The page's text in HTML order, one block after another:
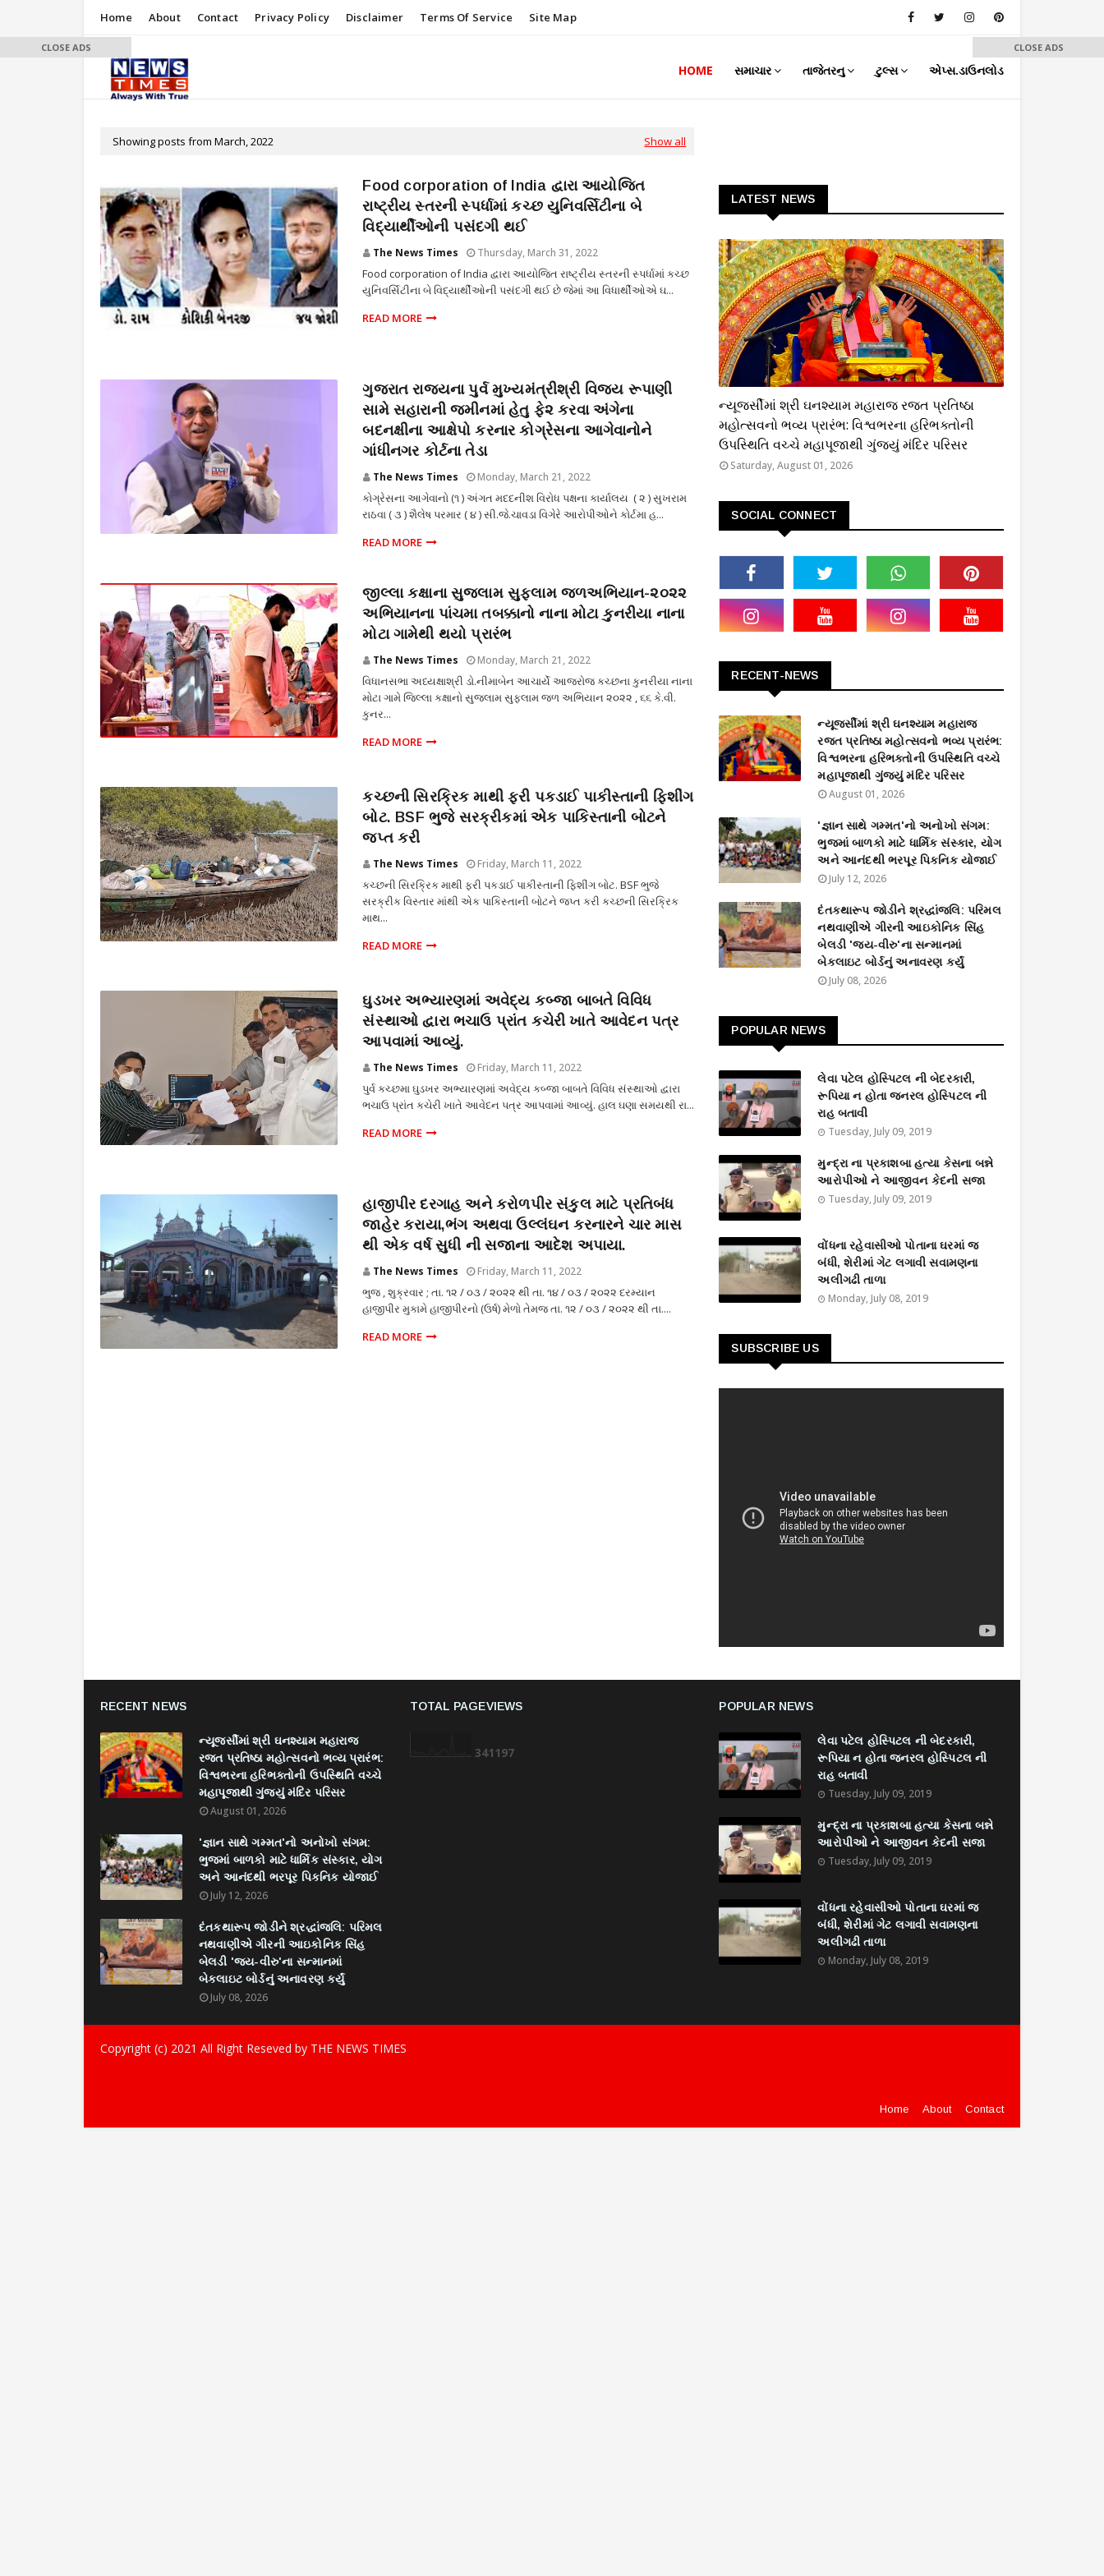
Home About Contact Privacy Policy Disclaimer Terms Of Service Site Map
HOME સમાચાર તાજેતરનુ ટુલ્સ એપ્સ.ડાઉનલોડ
Showing posts from March, 2022 Show all
Food corporation of India દ્વારા આયોજિત
રાષ્ટ્રીય સ્તરની સ્પર્ધામાં કચ્છ યુનિવર્સિટીના બે
વિદ્યાર્થીઓની પસંદગી થઈ
The News Times Thursday, March 31, 2022
Food corporation of India દ્વારા આયોજિત રાષ્ટ્રીય સ્તરની સ્પર્ધામાં કચ્છ
યુનિવર્સિટીના બે વિદ્યાર્થીઓની પસંદગી થઈ છે જેમાં આ વિધાર્થીઓએ ઘ...
READ MORE
ગુજરાત રાજયના પુર્વ મુખ્યમંત્રીશ્રી વિજય રૂપાણી
સામે સહારાની જમીનમાં હેતુ ફે૨ કરવા અંગેના
બદનક્ષીના આક્ષેપો કરનાર કોગ્રેસના આગેવાનોને
ગાંધીનગર કોર્ટના તેડા
The News Times Monday, March 21, 2022
કોગ્રેસના આગેવાનો (૧ ) અંગત મદદનીશ વિરોધ પક્ષના કાર્યાલય ( ૨ ) સુખરામ
રાઠવા ( ૩ ) શૈલેષ પરમાર ( ૪ ) સી.જે.ચાવડા વિગેરે આરોપીઓને કોર્ટમા હ...
READ MORE
જીલ્લા કક્ષાના સુજલામ સુફલામ જળઅભિયાન-૨૦૨૨
અભિયાનના પાંચમા તબક્કાનો નાના મોટા કુનરીયા નાના
મોટા ગામેથી થયો પ્રારંભ
The News Times Monday, March 21, 2022
વિધાનસભા અધ્યક્ષાશ્રી ડો.નીમાબેન આચાર્યે આજરોજ કચ્છના કુનરીયા નાના
મોટા ગામે જિલ્લા કક્ષાનો સુજલામ સુફલામ જળ અભિયાન ૨૦૨૨ , ૬૬ કે.વી.
કુનર...
READ MORE
કચ્છની સિરક્રિક માથી ફરી પકડાઈ પાકીસ્તાની ફિશીંગ
બોટ. BSF ભુજે સરક્રીકમાં એક પાકિસ્તાની બોટને
જપ્ત કરી
The News Times Friday, March 11, 2022
કચ્છની સિરક્રિક માથી ફરી પકડાઈ પાકીસ્તાની ફિશીંગ બોટ. BSF ભુજે
સરક્રીક વિસ્તાર માંથી એક પાકિસ્તાની બોટને જપ્ત કરી કચ્છની સિરક્રિક
માથ...
READ MORE
ઘુડખર અભ્યારણમાં અવેદ્ય કબ્જા બાબતે વિવિધ
સંસ્થાઓ દ્વારા ભચાઉ પ્રાંત કચેરી ખાતે આવેદન પત્ર
આપવામાં આવ્યું.
The News Times Friday, March 11, 2022
પુર્વ કચ્છમા ઘુડખર અભ્યારણમાં અવેદ્ય કબ્જા બાબતે વિવિધ સંસ્થાઓ દ્વારા
ભચાઉ પ્રાંત કચેરી ખાતે આવેદન પત્ર આપવામાં આવ્યું. હાલ ઘણા સમયથી રા...
READ MORE
હાજીપીર દરગાહ અને કરોળપીર સંકુલ માટે પ્રતિબંધ
જાહેર કરાયા,ભંગ અથવા ઉલ્લંઘન કરનારને ચાર માસ
થી એક વર્ષ સુધી ની સજાના આદેશ અપાયા.
The News Times Friday, March 11, 2022
ભુજ , શુક્રવાર ; તા. ૧૨ / ૦૩ / ૨૦૨૨ થી તા. ૧૪ / ૦૩ / ૨૦૨૨ દરમ્યાન
હાજીપીર મુકામે હાજીપીરનો (ઉર્ષ) મેળો તેમજ તા. ૧૨ / ૦૩ / ૨૦૨૨ થી તા....
READ MORE
CLOSE ADS CLOSE ADS
LATEST NEWS
ન્યૂજર્સીમાં શ્રી ઘનશ્યામ મહારાજ રજત પ્રતિષ્ઠા
મહોત્સવનો ભવ્ય પ્રારંભ: વિશ્વભરના હરિભક્તોની
ઉપસ્થિતિ વચ્ચે મહાપૂજાથી ગુંજ્યું મંદિર પરિસર
Saturday, August 01, 2026
SOCIAL CONNECT
RECENT-NEWS
ન્યૂજર્સીમાં શ્રી ઘનશ્યામ મહારાજ
રજત પ્રતિષ્ઠા મહોત્સવનો ભવ્ય પ્રારંભ:
વિશ્વભરના હરિભક્તોની ઉપસ્થિતિ વચ્ચે
મહાપૂજાથી ગુંજ્યું મંદિર પરિસર
August 01, 2026
'જ્ઞાન સાથે ગમ્મત'નો અનોખો સંગમ:
ભુજમાં બાળકો માટે ધાર્મિક સંસ્કાર, યોગ
અને આનંદથી ભરપૂર પિકનિક યોજાઈ
July 12, 2026
દંતકથારૂપ જોડીને શ્રદ્ધાંજલિ: પરિમલ
નથવાણીએ ગીરની આઇકોનિક સિંહ
બેલડી 'જય-વીરુ'ના સન્માનમાં
બેકલાઇટ બોર્ડનું અનાવરણ કર્યું
July 08, 2026
POPULAR NEWS
લેવા પટેલ હોસ્પિટલ ની બેદરકારી,
રૂપિયા ન હોતા જનરલ હોસ્પિટલ ની
રાહ બતાવી
Tuesday, July 09, 2019
મુન્દ્રા ના પ્રકાશબા હત્યા કેસના બન્ને
આરોપીઓ ને આજીવન કેદની સજા
Tuesday, July 09, 2019
વોંધના રહેવાસીઓ પોતાના ઘરમાં જ
બંધી, શેરીમાં ગેટ લગાવી સવામણના
અલીગઢી તાળા
Monday, July 08, 2019
SUBSCRIBE US
RECENT NEWS
ન્યૂજર્સીમાં શ્રી ઘનશ્યામ મહારાજ
રજત પ્રતિષ્ઠા મહોત્સવનો ભવ્ય પ્રારંભ:
વિશ્વભરના હરિભક્તોની ઉપસ્થિતિ વચ્ચે
મહાપૂજાથી ગુંજ્યું મંદિર પરિસર
August 01, 2026
'જ્ઞાન સાથે ગમ્મત'નો અનોખો સંગમ:
ભુજમાં બાળકો માટે ધાર્મિક સંસ્કાર, યોગ
અને આનંદથી ભરપૂર પિકનિક યોજાઈ
July 12, 2026
દંતકથારૂપ જોડીને શ્રદ્ધાંજલિ: પરિમલ
નથવાણીએ ગીરની આઇકોનિક સિંહ
બેલડી 'જય-વીરુ'ના સન્માનમાં
બેકલાઇટ બોર્ડનું અનાવરણ કર્યું
July 08, 2026
TOTAL PAGEVIEWS
341197
POPULAR NEWS
લેવા પટેલ હોસ્પિટલ ની બેદરકારી,
રૂપિયા ન હોતા જનરલ હોસ્પિટલ ની
રાહ બતાવી
Tuesday, July 09, 2019
મુન્દ્રા ના પ્રકાશબા હત્યા કેસના બન્ને
આરોપીઓ ને આજીવન કેદની સજા
Tuesday, July 09, 2019
વોંધના રહેવાસીઓ પોતાના ઘરમાં જ
બંધી, શેરીમાં ગેટ લગાવી સવામણના
અલીગઢી તાળા
Monday, July 08, 2019
Copyright (c) 2021 All Right Reseved by THE NEWS TIMES
Home About Contact